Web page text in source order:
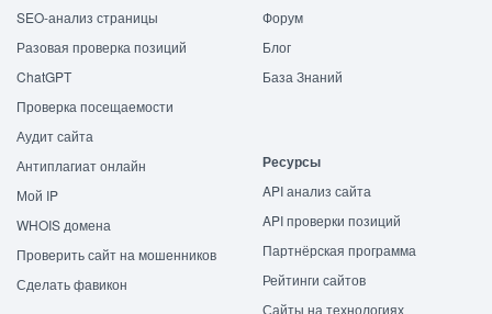
SEO-анализ страницы
Разовая проверка позиций
ChatGPT
Проверка посещаемости
Аудит сайта
Антиплагиат онлайн
Мой IP
WHOIS домена
Проверить сайт на мошенников
Сделать фавикон
Форум
Блог
База Знаний
Ресурсы
API анализ сайта
API проверки позиций
Партнёрская программа
Рейтинги сайтов
Сайты на технологиях